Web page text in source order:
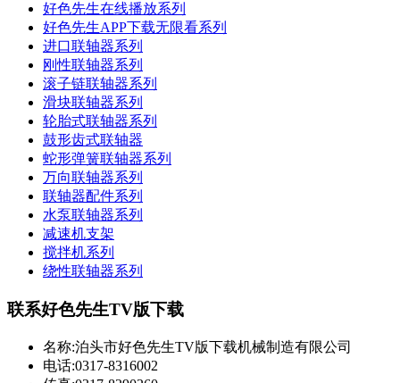
好色先生在线播放系列
好色先生APP下载无限看系列
进口联轴器系列
刚性联轴器系列
滚子链联轴器系列
滑块联轴器系列
轮胎式联轴器系列
鼓形齿式联轴器
蛇形弹簧联轴器系列
万向联轴器系列
联轴器配件系列
水泵联轴器系列
减速机支架
搅拌机系列
绕性联轴器系列
联系好色先生TV版下载
名称:泊头市好色先生TV版下载机械制造有限公司
电话:0317-8316002